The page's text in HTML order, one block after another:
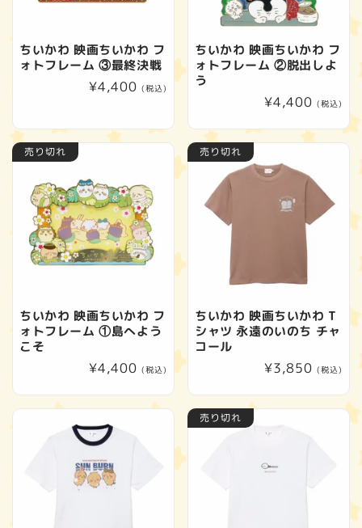
ちいかわ 映画ちいかわ フ
ォトフレーム ③最終決戦
通
¥4,400 (税込)
ちいかわ 映画ちいかわ フ
ォトフレーム ②脱出しよ
う
通
格
¥4,400 (税込)
売り切れ
ちいかわ 映画ちいかわ フ
ォトフレーム ①島へよう
こそ
通
格
¥4,400 (税込)
売り切れ
ちいかわ 映画ちいかわ T
シャツ 永遠のいのち チャ
コール
通
¥3,850 (税込)
売り切れ